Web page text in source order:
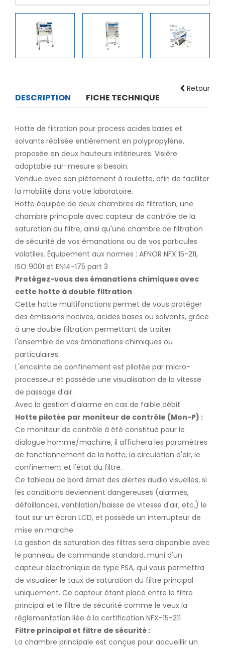
Retour
DESCRIPTION FICHE TECHNIQUE
Hotte de filtration pour process acides bases et
solvants réalisée entièrement en polypropylène,
proposée en deux hauteurs intérieures. Visière
adaptable sur-mesure si besoin.
Vendue avec son piétement à roulette, afin de faciliter
la mobilité dans votre laboratoire.
Hotte équipée de deux chambres de filtration, une
chambre principale avec capteur de contrôle de la
saturation du filtre, ainsi qu'une chambre de filtration
de sécurité de vos émanations ou de vos particules
volatiles. Équipement aux normes : AFNOR NFX 15-211,
ISO 9001 et EN14-175 part 3
Protégez-vous des émanations chimiques avec
cette hotte à double filtration
Cette hotte multifonctions permet de vous protéger
des émissions nocives, acides bases ou solvants, grâce
à une double filtration permettant de traiter
l'ensemble de vos émanations chimiques ou
particulaires.
L'enceinte de confinement est pilotée par micro-
processeur et possède une visualisation de la vitesse
de passage d'air.
Avec la gestion d'alarme en cas de faible débit.
Hotte pilotée par moniteur de contrôle (Mon-P) :
Ce moniteur de contrôle à été constitué pour le
dialogue homme/machine, il affichera les paramètres
de fonctionnement de la hotte, la circulation d'air, le
confinement et l'état du filtre.
Ce tableau de bord émet des alertes audio visuelles, si
les conditions deviennent dangereuses (alarmes,
défaillances, ventilation/baisse de vitesse d'air, etc.) le
tout sur un écran LCD, et possède un interrupteur de
mise en marche.
La gestion de saturation des filtres sera disponible avec
le panneau de commande standard, muni d'un
capteur électronique de type FSA, qui vous permettra
de visualiser le taux de saturation du filtre principal
uniquement. Ce capteur étant placé entre le filtre
principal et le filtre de sécurité comme le veux la
réglementation liée à la certification NFX-15-211
Filtre principal et filtre de sécurité :
La chambre principale est conçue pour accueillir un